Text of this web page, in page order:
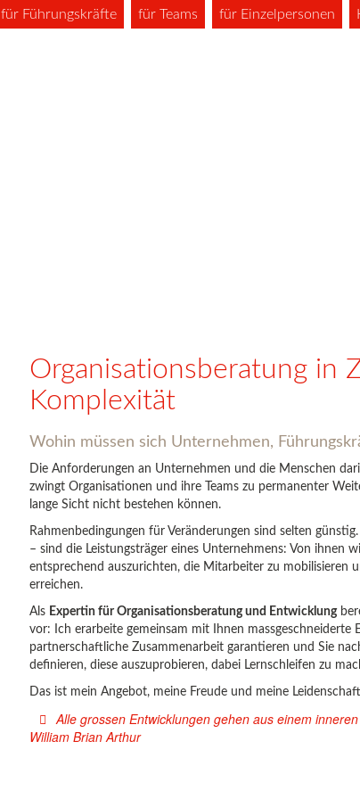
für Führungskräfte für Teams für Einzelpersonen
Organisationsberatung in
Komplexität
Wohin müssen sich Unternehmen,
Die Anforderungen an Unternehmen und die Menschen
zwingt Organisationen und ihre Teams zu permanenter
lange Sicht nicht bestehen können.
Rahmenbedingungen für Veränderungen sind selten
– sind die Leistungsträger eines Unternehmens: Von ihnen
entsprechend auszurichten, die Mitarbeiter zu mobilisieren
erreichen.
Als Expertin für Organisationsberatung und Entwicklung
vor: Ich erarbeite gemeinsam mit Ihnen massgeschneiderte
partnerschaftliche Zusammenarbeit garantieren und Sie
definieren, diese auszuprobieren, dabei Lernschleifen zu
Das ist mein Angebot, meine Freude und meine
Alle grossen Entwicklungen gehen aus einem
William Brian Arthur